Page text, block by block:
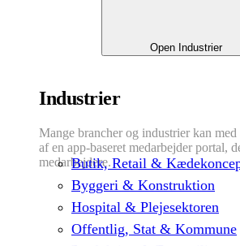
Open Industrier
Industrier
Mange brancher og industrier kan
af en app-baseret medarbejder portal,
medarbejdere.
Butik, Retail &
Byggeri & Konstruktion
Hospital & Plejesektoren
Offentlig, Stat & Kommune